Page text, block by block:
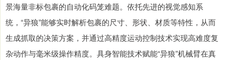
景海量非标包裹的自动化码笼难题。依托先进的视觉感知系
统，“异狼”能够实时解析包裹的尺寸、形状、材质等特性，从而
生成抓取的决策方案，并通过高精度运动控制技术实现高难度复
杂动作与毫米级操作精度。具身智能技术赋能“异狼”机械臂在真